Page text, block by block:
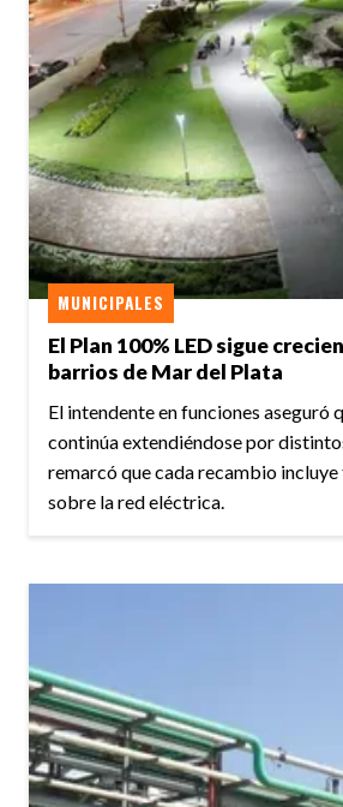
El Plan 100% LED sigue
barrios de Mar del Plata
MUNICIPALES
El intendente en funciones aseguró
continúa extendiéndose por
remarcó que cada recambio
sobre la red eléctrica.